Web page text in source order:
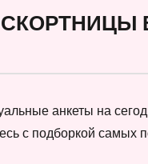
анкеты на
с подборкой самых